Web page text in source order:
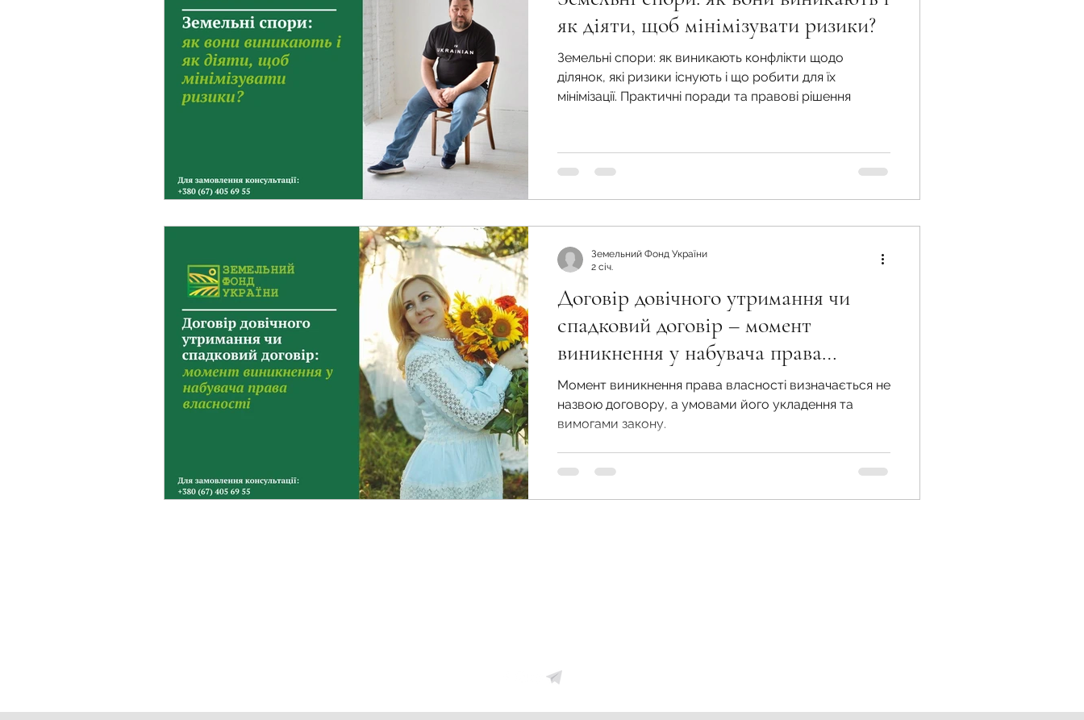
Фермерське господарство Спадкування земельної ділянки
Новини земельного законодавства Земельні питання Військова служба
Суд Будівництво
Сервітут Державна реєстрація земельних прав Юридичні питання у воєнний час
Загальні правові питання
як діяти, щоб мінімізувати ризики?
Земельні спори: як виникають конфлікти щодо
ділянок, які ризики існують і що робити для їх
мінімізації. Практичні поради та правові рішення
Договір довічного утримання чи
спадковий договір – момент
виникнення у набувача права
власності
Момент виникнення права власності визначається не
назвою договору, а умовами його укладення та
вимогами закону.
Земельний Фонд України
2 січ.